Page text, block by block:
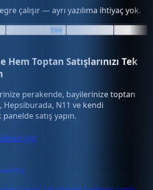
Bayi & Toptan Yeni Ön Muhasebe Web Site
Toptan Satışlarınızı Tek
perakende, bayilerinize toptan
N11 ve kendi
satış yapın.
gör
tek listede toplayın; toplu
durum güncellemesini aynı panelden